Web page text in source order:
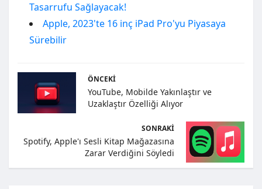
Tasarrufu Sağlayacak!
Apple, 2023'te 16 inç iPad Pro'yu Piyasaya
Sürebilir
ÖNCEKI
YouTube, Mobilde Yakınlaştır ve
Uzaklaştır Özelliği Alıyor
SONRAKI
Spotify, Apple'ı Sesli Kitap Mağazasına
Zarar Verdiğini Söyledi